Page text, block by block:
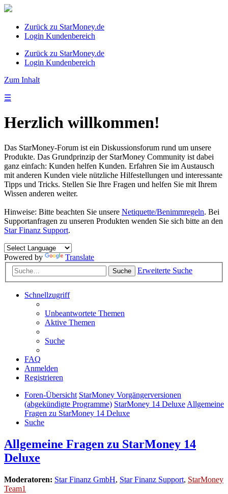
Zurück zu StarMoney.de
Login Kundenbereich
Zurück zu StarMoney.de
Login Kundenbereich
Zum Inhalt
☰
Herzlich willkommen!
Das StarMoney-Forum ist ein Diskussionsforum rund um unsere
Produkte. Das Grundprinzip der StarMoney Community ist dabei
ganz einfach: Kunden helfen Kunden. Erfahren Sie im Austausch
mit anderen Kunden viele nützliche Hilfestellungen und interessante
Tipps und Tricks. Stellen Sie Ihre Fragen und helfen Sie mit Ihrem
Wissen anderen weiter.
Hinweise: Bitte beachten Sie unsere Netiquette/Benimmregeln. Bei
Supportanfragen zu unseren Produkten wenden Sie sich bitte an den
Star Finanz Support.
Powered by Translate
Suche Erweiterte Suche
Schnellzugriff
Unbeantwortete Themen
Aktive Themen
Suche
FAQ
Anmelden
Registrieren
Foren-Übersicht StarMoney Vorgängerversionen
(abgekündigte Programme) StarMoney 14 DeluxeAllgemeine
Fragen zu StarMoney 14 Deluxe
Suche
Allgemeine Fragen zu StarMoney 14
Deluxe
Moderatoren: Star Finanz GmbH, Star Finanz Support, StarMoney
Team1